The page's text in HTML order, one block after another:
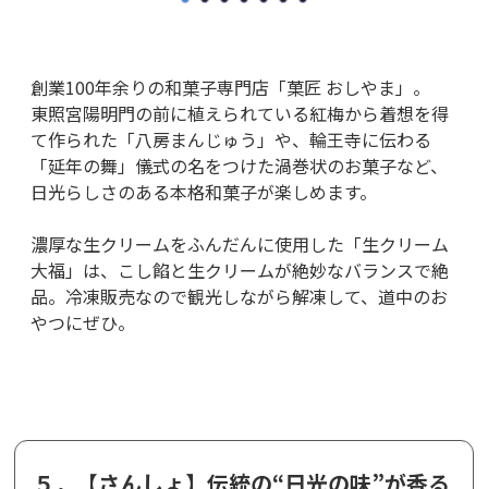
創業100年余りの和菓子専門店「菓匠 おしやま」。
東照宮陽明門の前に植えられている紅梅から着想を得
て作られた「八房まんじゅう」や、輪王寺に伝わる
「延年の舞」儀式の名をつけた渦巻状のお菓子など、
日光らしさのある本格和菓子が楽しめます。
濃厚な生クリームをふんだんに使用した「生クリーム
大福」は、こし餡と生クリームが絶妙なバランスで絶
品。冷凍販売なので観光しながら解凍して、道中のお
やつにぜひ。